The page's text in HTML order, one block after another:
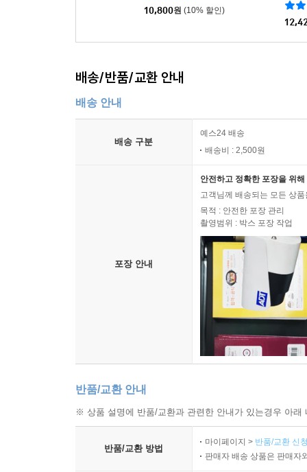
10,800원 (10% 할인)
배송/반품/교환 안내
배송 안내
배송 구분
예스24 배송
배송비 : 2,500원
포장 안내
안전하고 정확한 포장을 위
고객님께 배송되는 모든 상
목적 : 안전한 포장 관리
촬영범위 : 박스 포장 작업
반품/교환 안내
※ 상품 설명에 반품/교환과 관련한 안내가 있는경우 아
반품/교환 방법
마이페이지 > 반품/교환 신
판매자 배송 상품은 판매자